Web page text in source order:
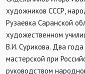
художников СССР,
Рузаевка Саранской
художественном
В.И. Сурикова. Два
мастерской при
руководством